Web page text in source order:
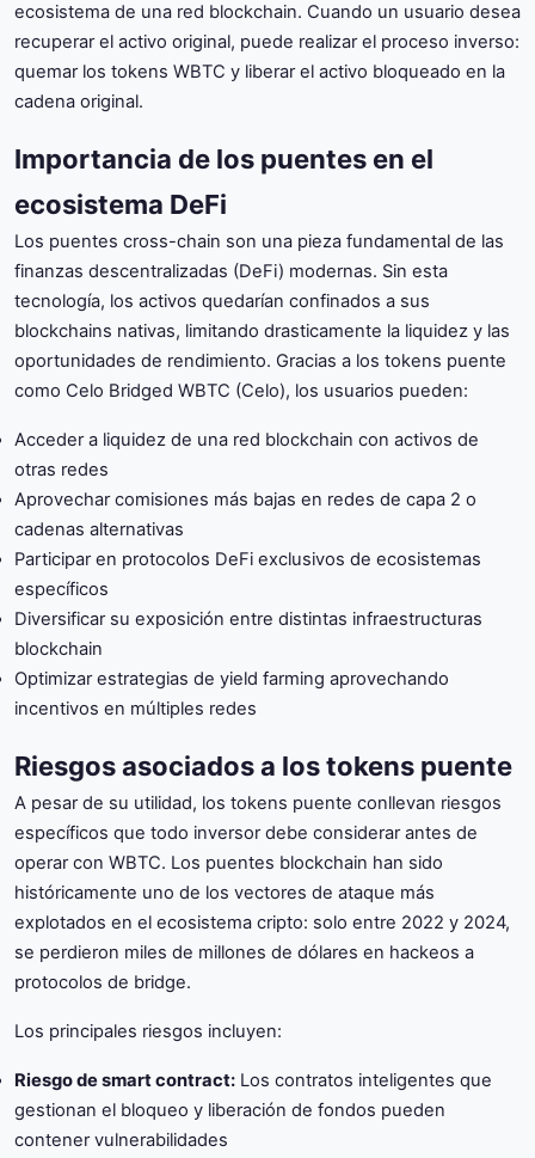
ecosistema de una red blockchain. Cuando un usuario desea
recuperar el activo original, puede realizar el proceso inverso:
quemar los tokens WBTC y liberar el activo bloqueado en la
cadena original.
Importancia de los puentes en el
ecosistema DeFi
Los puentes cross-chain son una pieza fundamental de las
finanzas descentralizadas (DeFi) modernas. Sin esta
tecnología, los activos quedarían confinados a sus
blockchains nativas, limitando drasticamente la liquidez y las
oportunidades de rendimiento. Gracias a los tokens puente
como Celo Bridged WBTC (Celo), los usuarios pueden:
Acceder a liquidez de una red blockchain con activos de
otras redes
Aprovechar comisiones más bajas en redes de capa 2 o
cadenas alternativas
Participar en protocolos DeFi exclusivos de ecosistemas
específicos
Diversificar su exposición entre distintas infraestructuras
blockchain
Optimizar estrategias de yield farming aprovechando
incentivos en múltiples redes
Riesgos asociados a los tokens puente
A pesar de su utilidad, los tokens puente conllevan riesgos
específicos que todo inversor debe considerar antes de
operar con WBTC. Los puentes blockchain han sido
históricamente uno de los vectores de ataque más
explotados en el ecosistema cripto: solo entre 2022 y 2024,
se perdieron miles de millones de dólares en hackeos a
protocolos de bridge.
Los principales riesgos incluyen:
Riesgo de smart contract: Los contratos inteligentes que
gestionan el bloqueo y liberación de fondos pueden
contener vulnerabilidades